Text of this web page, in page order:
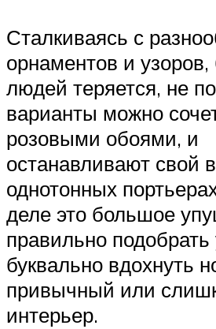
Сталкиваясь с
орнаментов и
людей теряется, не
варианты можно
розовыми обоями, и
останавливают свой
однотонных
деле это большое
правильно
буквально вдохнуть
привычный или
интерьер.